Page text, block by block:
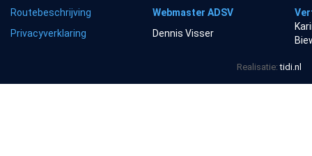
Routebeschrijving Webmaster ADSV
Privacyverklaring
Dennis Visser
Realisatie:tidi.nl